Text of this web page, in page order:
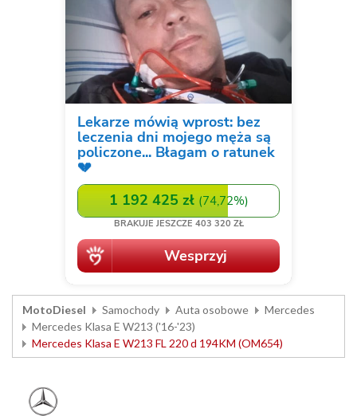
MotoDiesel Samochody Auta osobowe
Mercedes
Mercedes Klasa E W213 ('16-'23)
Mercedes Klasa E W213 FL 220 d 194KM (OM654)